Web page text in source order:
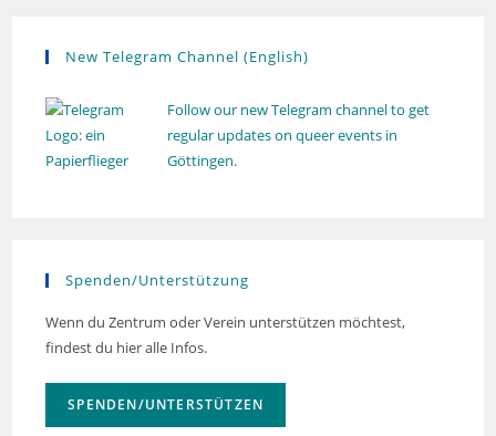
New Telegram Channel (English)
Follow our new Telegram channel to get
regular updates on queer events in
Göttingen.
Spenden/Unterstützung
Wenn du Zentrum oder Verein unterstützen möchtest,
findest du hier alle Infos.
SPENDEN/UNTERSTÜTZEN